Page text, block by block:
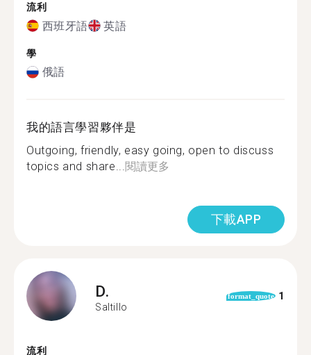
流利
西班牙語 英語
學
俄語
我的語言學習夥伴是
Outgoing, friendly, easy going, open to discuss
topics and share...閱讀更多
下載APP
D.
Saltillo
format_quote 1
流利